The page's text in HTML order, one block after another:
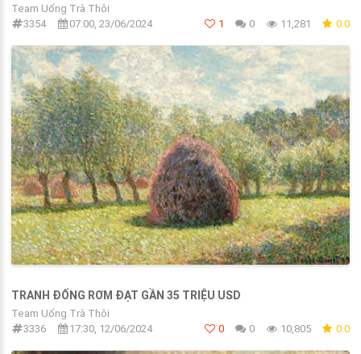
Team Uống Trà Thôi
3354
07:00, 23/06/2024 1 0 11,281 0.0
TRANH ĐỐNG RƠM ĐẠT GẦN 35 TRIỆU USD
Team Uống Trà Thôi
3336
17:30, 12/06/2024 0 0 10,805 0.0